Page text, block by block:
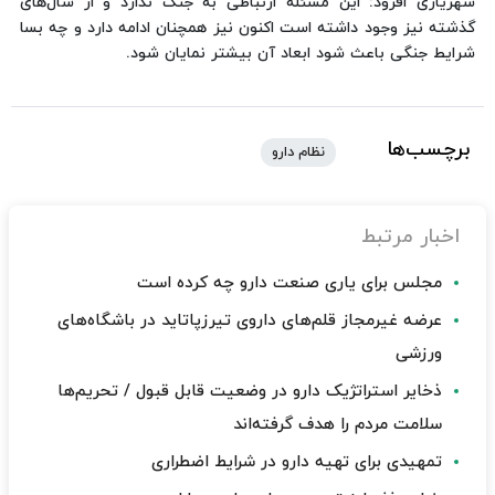
گذشته نیز وجود داشته است اکنون نیز همچنان ادامه دارد و چه بسا
شرایط جنگی باعث شود ابعاد آن بیشتر نمایان شود.
برچسب‌ها نظام دارو
اخبار مرتبط
مجلس برای یاری صنعت دارو چه کرده است
عرضه غیرمجاز قلم‌های داروی تیرزپاتاید در باشگاه‌های
ورزشی
ذخایر استراتژیک دارو در وضعیت قابل قبول / تحریم‌ها
سلامت مردم را هدف گرفته‌اند
تمهیدی برای تهیه دارو در شرایط اضطراری